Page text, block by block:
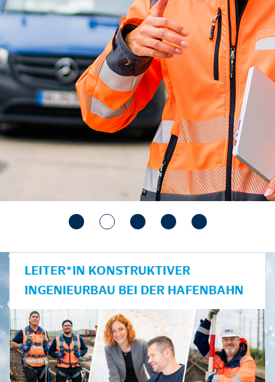
LEITER*IN KONSTRUKTIVER
INGENIEURBAU BEI DER HAFENBAHN